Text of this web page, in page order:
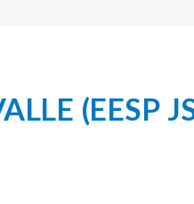
(EESP